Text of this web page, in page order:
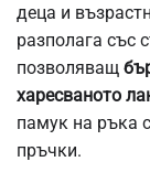
деца и
разполага със
позволяващ
харесваното
памук на ръка
пръчки.